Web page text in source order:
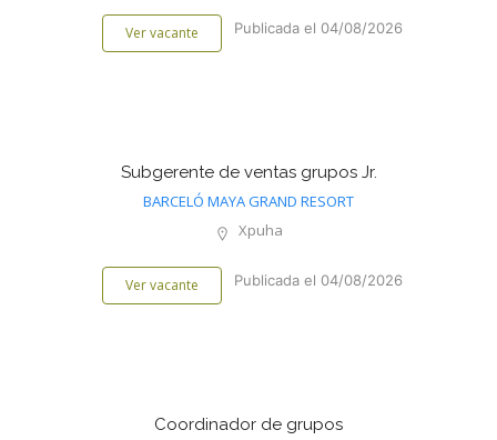
Ver vacante Publicada el 04/08/2026
Subgerente de ventas grupos Jr.
BARCELÓ MAYA GRAND RESORT
Xpuha
Ver vacante Publicada el 04/08/2026
Coordinador de grupos